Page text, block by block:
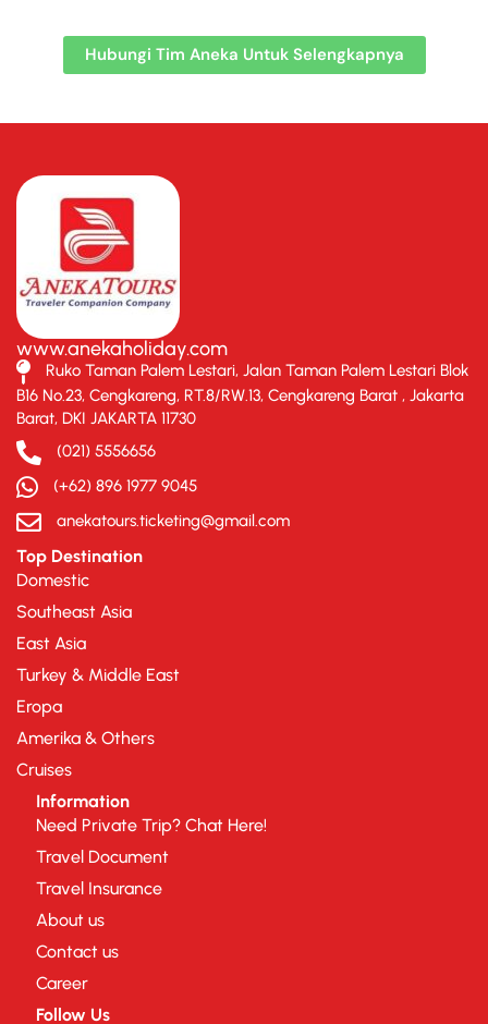
Hubungi Tim Aneka Untuk Selengkapnya
www.anekaholiday.com
Ruko Taman Palem Lestari, Jalan Taman Palem Lestari Blok
B16 No.23, Cengkareng, RT.8/RW.13, Cengkareng Barat , Jakarta
Barat, DKI JAKARTA 11730
(021) 5556656
(+62) 896 1977 9045
anekatours.ticketing@gmail.com
Top Destination
Domestic
Southeast Asia
East Asia
Turkey & Middle East
Eropa
Amerika & Others
Cruises
Information
Need Private Trip? Chat Here!
Travel Document
Travel Insurance
About us
Contact us
Career
Follow Us